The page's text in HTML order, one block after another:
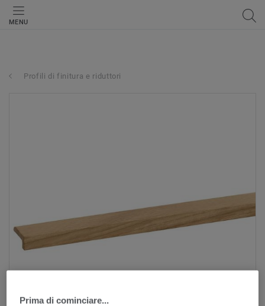
MENU
Profili di finitura e riduttori
Prima di cominciare...